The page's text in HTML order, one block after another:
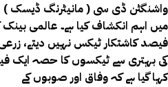
واشنگٹن ڈی سی ( مانیٹرنگ ڈیسک )
فیصد کاشتکار ٹیکس نہیں دیتے،
کی بہتری سے ٹیکسوں کا حصہ ایک
کہا گيا ہے کہ وفاق اور صوبوں کے